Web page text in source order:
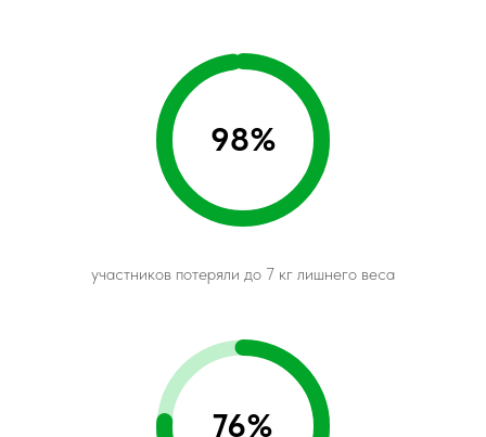
98%
участников потеряли до 7 кг лишнего веса
76%